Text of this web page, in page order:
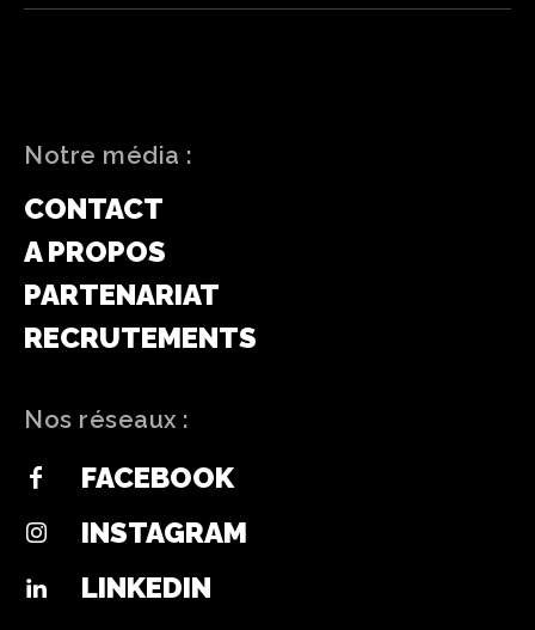
Notre média :
CONTACT
A PROPOS
PARTENARIAT
RECRUTEMENTS
Nos réseaux :
FACEBOOK
INSTAGRAM
LINKEDIN